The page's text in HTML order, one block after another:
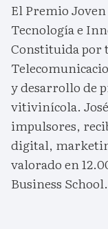
El Premio
Tecnología e
Constituida por
y desarrollo de
vitivinícola.
impulsores,
digital,
valorado en
Business School.